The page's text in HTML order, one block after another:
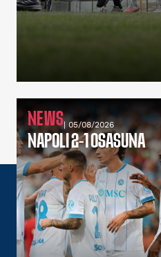
NEWS| 05/08/2026
NAPOLI 2-1 OSASUNA